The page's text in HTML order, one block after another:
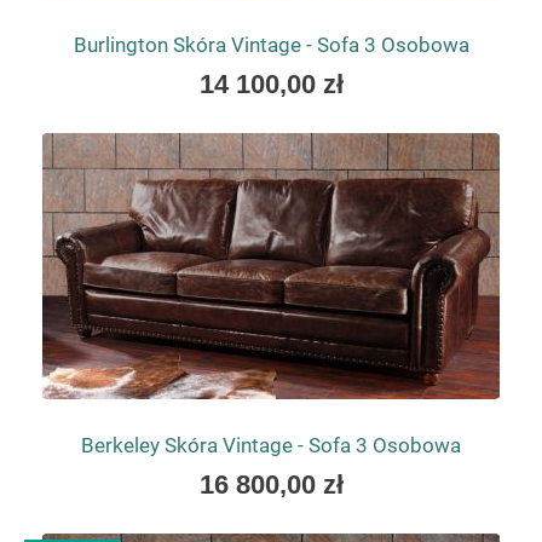
Burlington Skóra Vintage - Sofa 3 Osobowa
As
as
14 100,00 zł
Berkeley Skóra Vintage - Sofa 3 Osobowa
As
as
16 800,00 zł